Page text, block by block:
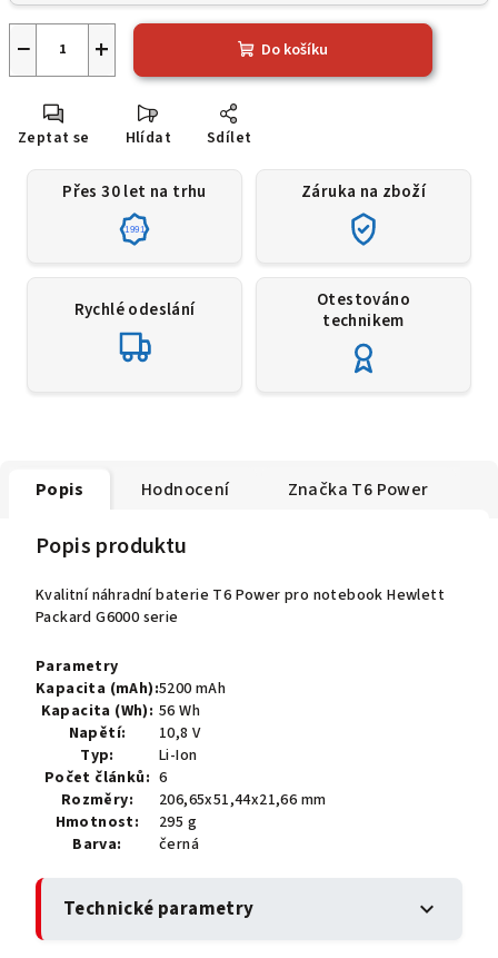
+
− Do košíku
Zeptat se Hlídat Sdílet
Přes 30 let na trhu
1991
Záruka na zboží
Rychlé odeslání
Otestováno
technikem
Popis Hodnocení Značka T6 Power
Popis produktu
Kvalitní náhradní baterie T6 Power pro notebook Hewlett
Packard G6000 serie
Parametry
Kapacita (mAh):5200 mAh
Kapacita (Wh): 56 Wh
Napětí:
10,8 V
Typ:
Li-Ion
Počet článků: 6
Rozměry:
206,65x51,44x21,66 mm
Hmotnost:
295 g
Barva:
černá
Technické parametry expand_more